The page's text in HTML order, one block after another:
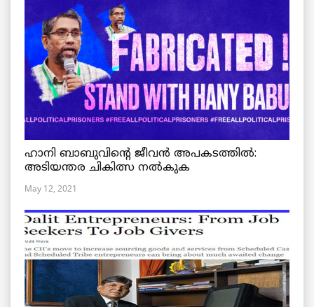
ഹാനി ബാബുവിന്റെ ജീവൻ അപകടത്തിൽ:
അടിയന്തര ചികിത്സ നൽകുക
May 12, 2021